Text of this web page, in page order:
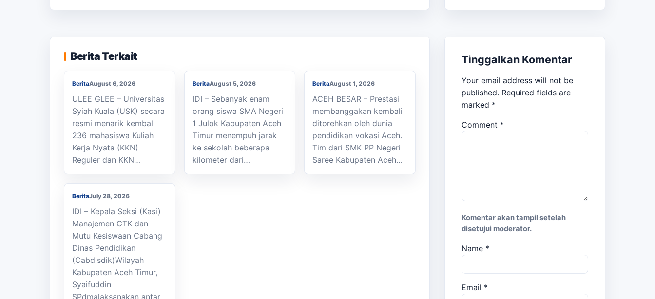
Berita Terkait
Apresiasi Dukungan
Masyarakat Bandar Dua
BeritaAugust 6, 2026
ULEE GLEE – Universitas
Syiah Kuala (USK) secara
resmi menarik kembali
236 mahasiswa Kuliah
Kerja Nyata (KKN)
Reguler dan KKN…
BeritaAugust 5, 2026
IDI – Sebanyak enam
orang siswa SMA Negeri
1 Julok Kabupaten Aceh
Timur menempuh jarak
ke sekolah beberapa
kilometer dari…
BeritaAugust 1, 2026
ACEH BESAR – Prestasi
membanggakan kembali
ditorehkan oleh dunia
pendidikan vokasi Aceh.
Tim dari SMK PP Negeri
Saree Kabupaten Aceh…
Kasi Cabdisdik
Kabupaten Aceh Timur
Antar Tugas Kepala
SMKN 1 Julok
BeritaJuly 28, 2026
IDI – Kepala Seksi (Kasi)
Manajemen GTK dan
Mutu Kesiswaan Cabang
Dinas Pendidikan
(Cabdisdik)Wilayah
Kabupaten Aceh Timur,
Syaifuddin
SPdmalaksanakan antar…
Tinggalkan Komentar
Your email address will not be
published. Required fields are
marked *
Comment *
Komentar akan tampil setelah
disetujui moderator.
Name *
Email *